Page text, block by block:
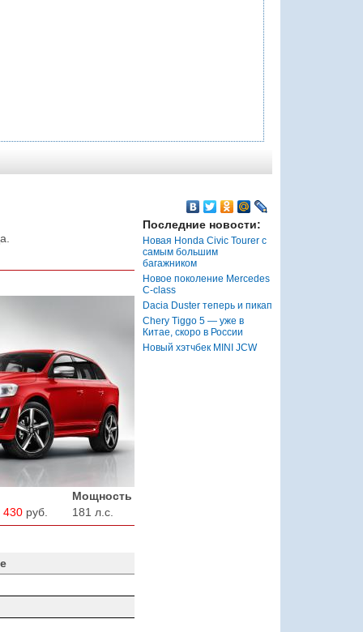
Мощность
430руб. 181 л.с.
Последние новости:
Новая Honda Civic Tourer с
самым большим
багажником
Новое поколение Mercedes
C-class
Dacia Duster теперь и пикап
Chery Tiggo 5 — уже в
Китае, скоро в России
Новый хэтчбек MINI JCW